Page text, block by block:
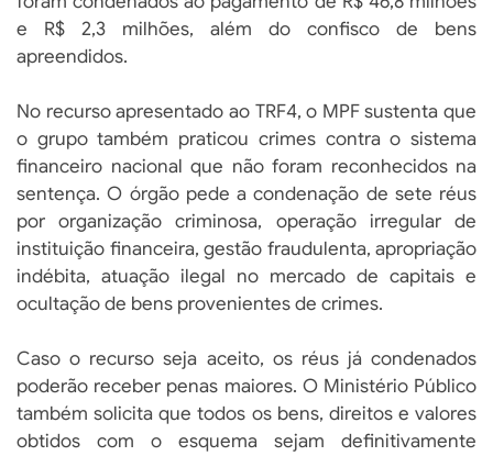
e R$ 2,3 milhões, além do confisco de bens
apreendidos.
No recurso apresentado ao TRF4, o MPF sustenta que
o grupo também praticou crimes contra o sistema
financeiro nacional que não foram reconhecidos na
sentença. O órgão pede a condenação de sete réus
por organização criminosa, operação irregular de
instituição financeira, gestão fraudulenta, apropriação
indébita, atuação ilegal no mercado de capitais e
ocultação de bens provenientes de crimes.
Caso o recurso seja aceito, os réus já condenados
poderão receber penas maiores. O Ministério Público
também solicita que todos os bens, direitos e valores
obtidos com o esquema sejam definitivamente